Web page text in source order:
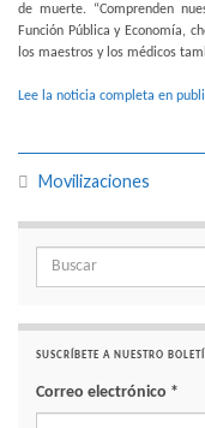
de muerte. “Comprenden
Función Pública y Economía,
los maestros y los médicos
Lee la noticia completa en
Movilizaciones
Search for:
SUSCRÍBETE A NUESTRO
Correo electrónico *